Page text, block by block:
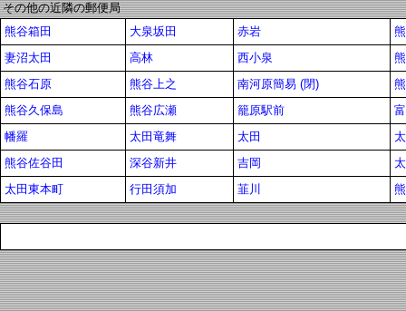
その他の近隣の郵便局
熊谷箱田
大泉坂田 赤岩
妻沼太田
高林 西小泉
熊谷石原
熊谷上之 南河原簡易 (閉)
熊谷久保島
熊谷広瀬 籠原駅前
幡羅
太田竜舞 太田
熊谷佐谷田
深谷新井 吉岡
太田東本町
行田須加 韮川